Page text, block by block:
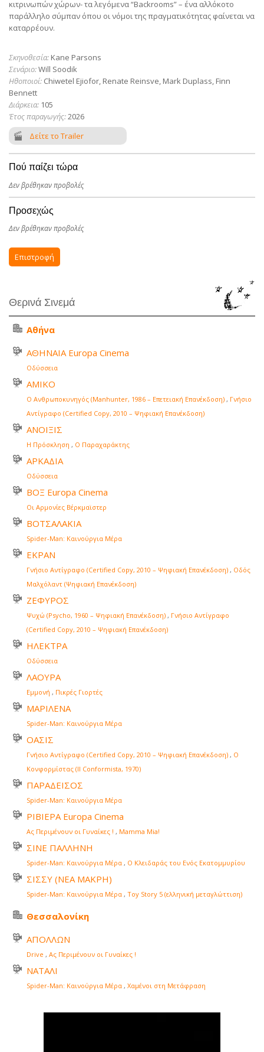
κιτρινωπών χώρων- τα λεγόμενα “Backrooms” – ένα αλλόκοτο
παράλληλο σύμπαν όπου οι νόμοι της πραγματικότητας φαίνεται να
καταρρέουν.
Σκηνοθεσία: Kane Parsons
Σενάριο:Will Soodik
Ηθοποιοί: Chiwetel Ejiofor, Renate Reinsve, Mark Duplass, Finn
Bennett
Διάρκεια: 105
Έτος παραγωγής:2026
Δείτε το Trailer
Πού παίζει τώρα
Δεν βρέθηκαν προβολές
Προσεχώς
Δεν βρέθηκαν προβολές
Επιστροφή
Θερινά Σινεμά
Αθήνα
ΑΘΗΝΑΙΑ Europa Cinema
Οδύσσεια
ΑΜΙΚΟ
Ο Ανθρωποκυνηγός (Manhunter, 1986 – Επετειακή Επανέκδοση) , Γνήσιο
Αντίγραφο (Certified Copy, 2010 – Ψηφιακή Επανέκδοση)
ΑΝΟΙΞΙΣ
Η Πρόσκληση , Ο Παραχαράκτης
ΑΡΚΑΔΙΑ
Οδύσσεια
ΒΟΞ Europa Cinema
Οι Αρμονίες Βέρκμαϊστερ
ΒΟΤΣΑΛΑΚΙΑ
Spider-Man: Καινούργια Μέρα
ΕΚΡΑΝ
Γνήσιο Αντίγραφο (Certified Copy, 2010 – Ψηφιακή Επανέκδοση) , Οδός
Μαλχόλαντ (Ψηφιακή Επανέκδοση)
ΖΕΦΥΡΟΣ
Ψυχώ (Psycho, 1960 – Ψηφιακή Επανέκδοση) , Γνήσιο Αντίγραφο
(Certified Copy, 2010 – Ψηφιακή Επανέκδοση)
ΗΛΕΚΤΡΑ
Οδύσσεια
ΛΑΟΥΡΑ
Εμμονή , Πικρές Γιορτές
ΜΑΡΙΛΕΝΑ
Spider-Man: Καινούργια Μέρα
ΟΑΣΙΣ
Γνήσιο Αντίγραφο (Certified Copy, 2010 – Ψηφιακή Επανέκδοση) , Ο
Κονφορμίστας (Il Conformista, 1970)
ΠΑΡΑΔΕΙΣΟΣ
Spider-Man: Καινούργια Μέρα
ΡΙΒΙΕΡΑ Europa Cinema
Ας Περιμένουν οι Γυναίκες ! , Mamma Mia!
ΣΙΝΕ ΠΑΛΛΗΝΗ
Spider-Man: Καινούργια Μέρα , Ο Κλειδαράς του Ενός Εκατομμυρίου
ΣΙΣΣΥ (ΝΕΑ ΜΑΚΡΗ)
Spider-Man: Καινούργια Μέρα , Toy Story 5 (ελληνική μεταγλώττιση)
Θεσσαλονίκη
ΑΠΟΛΛΩΝ
Drive , Ας Περιμένουν οι Γυναίκες !
ΝΑΤΑΛΙ
Spider-Man: Καινούργια Μέρα , Χαμένοι στη Μετάφραση